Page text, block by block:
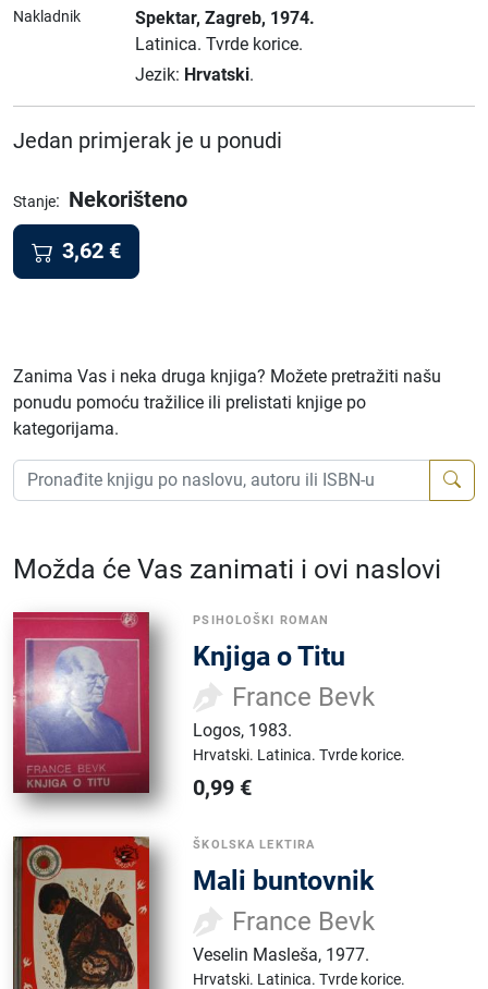
Nakladnik Spektar, Zagreb, 1974.
Latinica. Tvrde korice.
Jezik: Hrvatski.
Jedan primjerak je u ponudi
Stanje: Nekorišteno
3,62 €
Zanima Vas i neka druga knjiga? Možete pretražiti našu
ponudu pomoću tražilice ili prelistati knjige po
kategorijama.
Možda će Vas zanimati i ovi naslovi
PSIHOLOŠKI ROMAN
Knjiga o Titu
France Bevk
Logos, 1983.
Hrvatski. Latinica.Tvrde korice.
0,99 €
ŠKOLSKA LEKTIRA
Mali buntovnik
France Bevk
Veselin Masleša, 1977.
Hrvatski. Latinica.Tvrde korice.